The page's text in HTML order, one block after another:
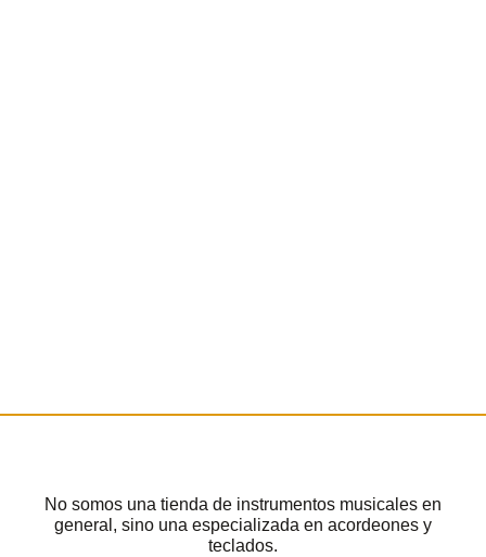
No somos una tienda de instrumentos musicales en
general, sino una especializada en acordeones y
teclados.